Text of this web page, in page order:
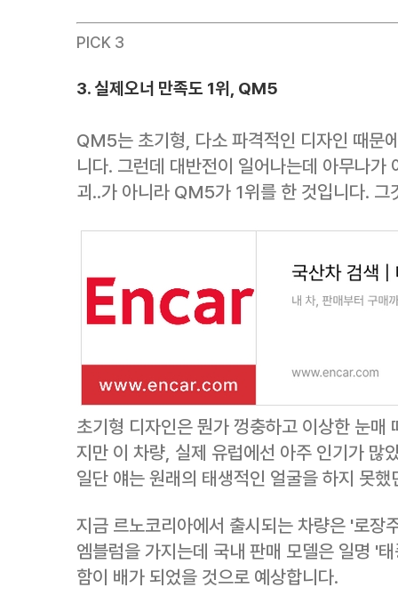
PICK 3
3. 실제오너 만족도 1위, QM5
QM5는 초기형, 다소 파격적인 디자인 때문
니다. 그런데 대반전이 일어나는데 아무나가
괴..가 아니라 QM5가 1위를 한 것입니다. 그
초기형 디자인은 뭔가 껑충하고 이상한 눈매
지만 이 차량, 실제 유럽에선 아주 인기가 많
일단 얘는 원래의 태생적인 얼굴을 하지 못
지금 르노코리아에서 출시되는 차량은 '로장
엠블럼을 가지는데 국내 판매 모델은 일명 '
함이 배가 되었을 것으로 예상합니다.